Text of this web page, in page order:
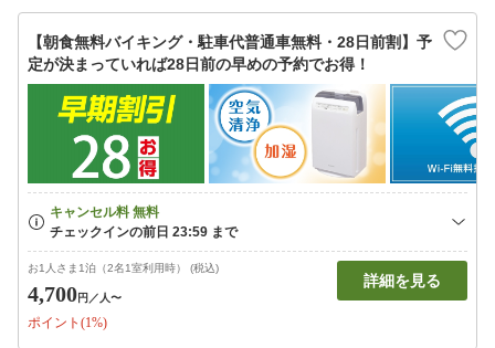
【朝食無料バイキング・駐車代普通車無料・28日前割】予
定が決まっていれば28日前の早めの予約でお得！
お1人さま1泊（2名1室利用時） (税込)
4,700円 ／人〜
ポイント(1%)
詳細を見る